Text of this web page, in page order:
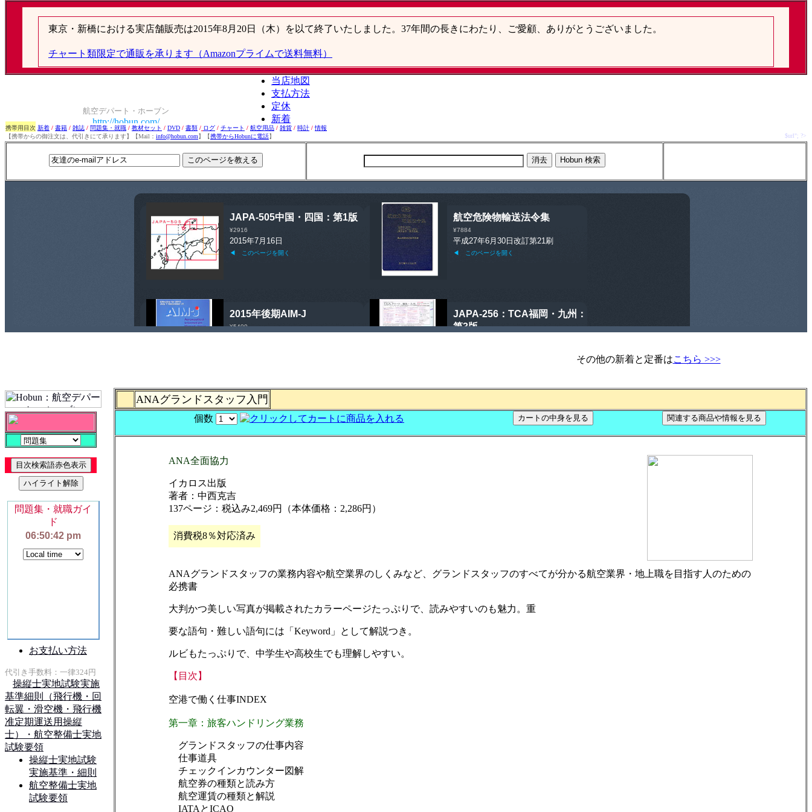
携帯用目次 新着 / 書籍 / 雑誌 / 問題集・就職 / 教材セット / DVD / 書類 / ログ / チャート / 航空用品 / 雑貨 / 時計 / 情報
【携帯からの御注文は、代引きにて承ります】【Mail： info@hobun.com】【携帯からHobunに電話】 $url"; ?>
その他の新着と定番はこちら >>>
ANAグランドスタッフ入門
個数
ANA全面協力
イカロス出版
著者：中西克吉
137ページ：税込み2,469円（本体価格：2,286円）
消費税8％対応済み
ANAグランドスタッフの業務内容や航空業界のしくみなど、グランドスタッフのすべてが分かる航空業界・地上職を目指す人のための
必携書
大判かつ美しい写真が掲載されたカラーページたっぷりで、読みやすいのも魅力。重
要な語句・難しい語句には「Keyword」として解説つき。
ルビもたっぷりで、中学生や高校生でも理解しやすい。
【目次】
空港で働く仕事INDEX
第一章：旅客ハンドリング業務
グランドスタッフの仕事内容
仕事道具
チェックインカウンター図解
航空券の種類と読み方
航空運賃の種類と解説
IATAとICAO